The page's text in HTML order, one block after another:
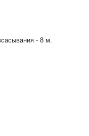
- 8 м.